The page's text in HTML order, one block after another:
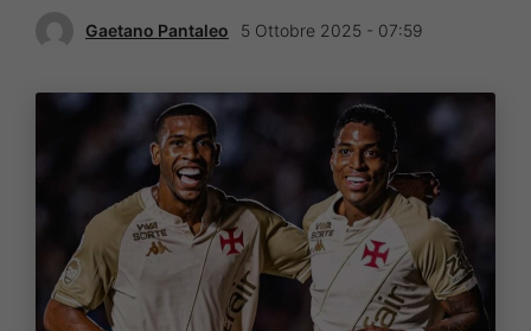
Gaetano Pantaleo 5 Ottobre 2025 - 07:59